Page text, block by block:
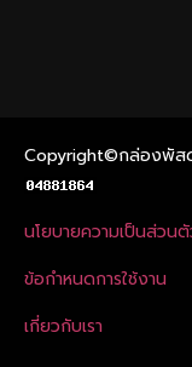
Copyright©กล่องพัส
นโยบายความเป็นส่วน
ข้อกําหนดการใช้งาน
เกี่ยวกับเรา